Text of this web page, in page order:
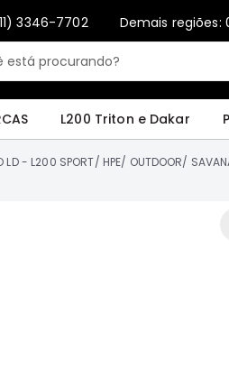
3346-7702 Demais regiões:
L200 Triton e Dakar
LD - L200 SPORT/ HPE/ OUTDOOR/
Only registered users can write